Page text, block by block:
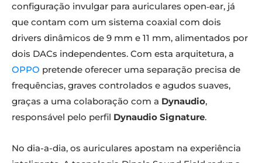
configuração invulgar para auriculares open‑ear, já
que contam com um sistema coaxial com dois
drivers dinâmicos de 9 mm e 11 mm, alimentados por
dois DACs independentes. Com esta arquitetura, a
OPPO pretende oferecer uma separação precisa de
frequências, graves controlados e agudos suaves,
graças a uma colaboração com a Dynaudio,
responsável pelo perfil Dynaudio Signature.
No dia-a-dia, os auriculares apostam na experiência